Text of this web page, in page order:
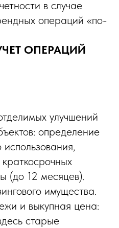
в случае
операций «по-
ОПЕРАЦИЙ
улучшений
определение
использования,
(до 12 месяцев).
имущества.
и выкупная цена:
старые